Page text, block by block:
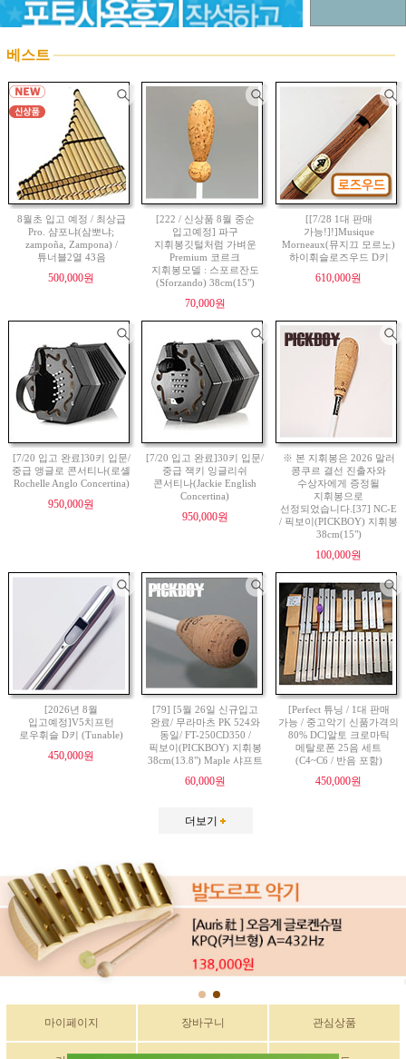
베스트
8월초 입고 예정 / 최상급
Pro. 샴포냐(삼뽀냐;
zampoña, Zampona) /
튜너블2열 43음
500,000원
[222 / 신상품 8월 중순
입고예정] 파구
지휘봉깃털처럼 가벼운
Premium 코르크
지휘봉모델 : 스포르잔도
(Sforzando) 38cm(15")
70,000원
[[7/28 1대 판매
가능!]!]Musique
Morneaux(뮤지끄 모르노)
하이휘슬로즈우드 D키
610,000원
[7/20 입고 완료]30키 입문/
중급 앵글로 콘서티나(로셸
Rochelle Anglo Concertina)
950,000원
[7/20 입고 완료]30키 입문/
중급 잭키 잉글리쉬
콘서티나(Jackie English
Concertina)
950,000원
※ 본 지휘봉은 2026 말러
콩쿠르 결선 진출자와
수상자에게 증정될
지휘봉으로
선정되었습니다.[37] NC-E
/ 픽보이(PICKBOY) 지휘봉
38cm(15")
100,000원
[2026년 8월
입고예정]V5치프턴
로우휘슬 D키 (Tunable)
450,000원
[79] [5월 26일 신규입고
완료/ 무라마츠 PK 524와
동일/ FT-250CD350 /
픽보이(PICKBOY) 지휘봉
38cm(13.8") Maple 샤프트
60,000원
[Perfect 튜닝 / 1대 판매
가능 / 중고악기 신품가격의
80% DC]알토 크로마틱
메탈로폰 25음 세트
(C4~C6 / 반음 포함)
450,000원
더보기
마이페이지 장바구니 관심상품